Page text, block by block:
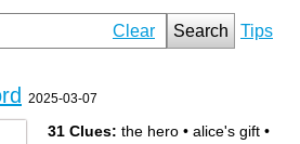
Clear Search Tips
2025-03-07
31 Clues: the hero • alice's gift •